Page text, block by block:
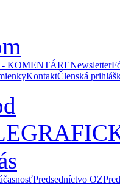
KOMENTÁRENewsletter
KontaktČlenská
Predsedníctvo OZ